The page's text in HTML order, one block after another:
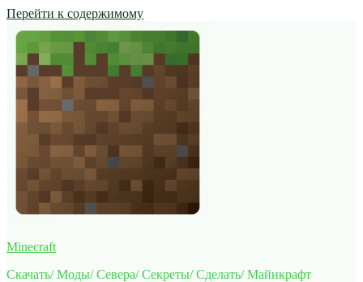
Перейти к содержимому
Minecraft
Скачать/ Моды/ Севера/ Секреты/ Сделать/ Майнкрафт